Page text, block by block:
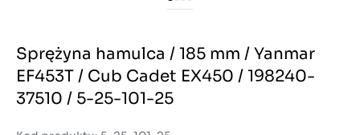
Sprężyna hamulca / 185 mm / Yanmar
EF453T / Cub Cadet EX450 / 198240-
37510 / 5-25-101-25